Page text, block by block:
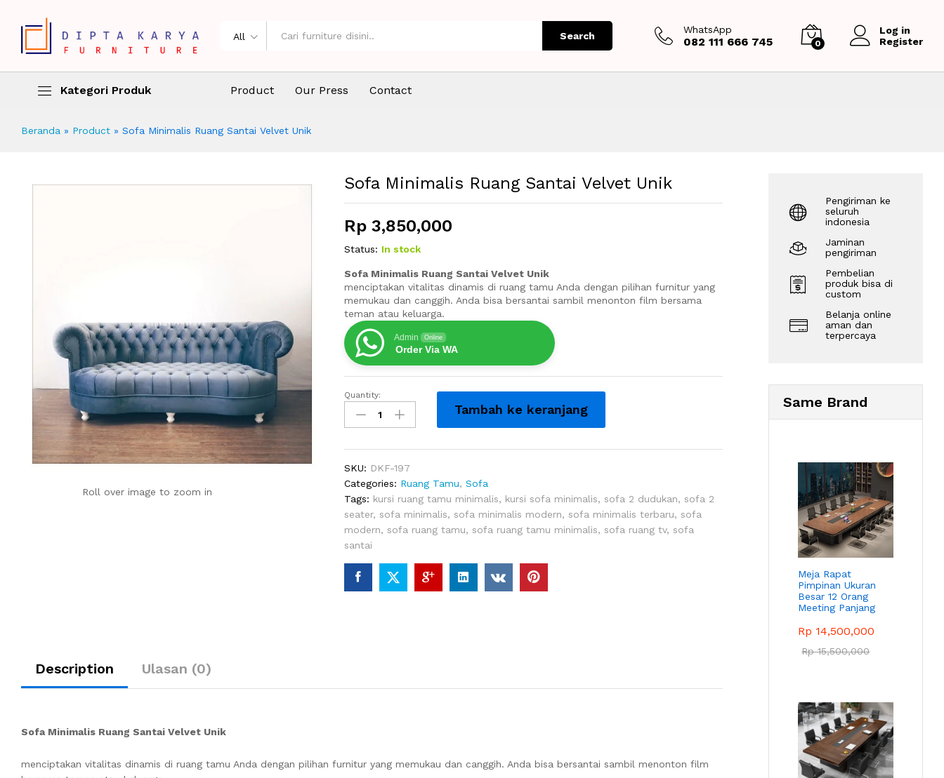
All Search
WhatsApp
082 111 666 745 0
Log in
Register
Kategori Produk Product Our Press Contact
Beranda » Product » Sofa Minimalis Ruang Santai Velvet Unik
Roll over image to zoom in
Sofa Minimalis Ruang Santai Velvet Unik
Rp3,850,000
Status: In stock
Sofa Minimalis Ruang Santai Velvet Unik
menciptakan vitalitas dinamis di ruang tamu Anda dengan pilihan furnitur yang
memukau dan canggih. Anda bisa bersantai sambil menonton film bersama
teman atau keluarga.
Admin Online
Order Via WA
Sofa
Minimalis
Ruang
Unik
quantity
Quantity:
Tambah ke keranjang
SKU: DKF-197
Categories: Ruang Tamu, Sofa
Tags: kursi ruang tamu minimalis, kursi sofa minimalis, sofa 2 dudukan, sofa 2
seater, sofa minimalis, sofa minimalis modern, sofa minimalis terbaru, sofa
modern, sofa ruang tamu, sofa ruang tamu minimalis, sofa ruang tv, sofa
santai
Description Ulasan (0)
Sofa Minimalis Ruang Santai Velvet Unik
menciptakan vitalitas dinamis di ruang tamu Anda dengan pilihan furnitur yang memukau dan canggih. Anda bisa bersantai sambil menonton film
Pengiriman ke
seluruh
indonesia
Jaminan
pengiriman
Pembelian
produk bisa di
custom
Belanja online
aman dan
terpercaya
Same Brand
Meja Rapat
Pimpinan Ukuran
Besar 12 Orang
Meeting Panjang
Rp 14,500,000
Rp15,500,000